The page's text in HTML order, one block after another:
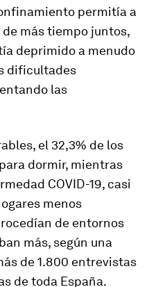
permitía a
más tiempo juntos,
deprimido a menudo
dificultades
las
el 32,3% de los
dormir, mientras
COVID-19, casi
menos
de entornos
más, según una
de 1.800 entrevistas
de toda España.